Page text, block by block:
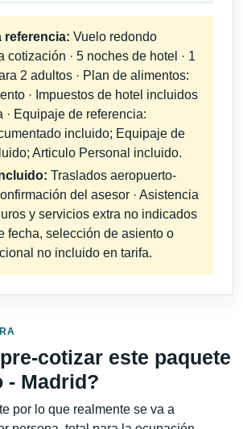
referencia: Vuelo redondo
cotización · 5 noches de hotel · 1
2 adultos · Plan de alimentos:
· Impuestos de hotel incluidos
· Equipaje de referencia:
incluido; Equipaje de
Articulo Personal incluido.
Traslados aeropuerto-
del asesor · Asistencia
y servicios extra no indicados
fecha, selección de asiento o
no incluido en tarifa.
cotizar este paquete
- Madrid?
por lo que realmente se va a